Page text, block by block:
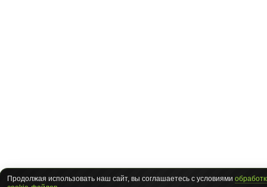
Продолжая использовать наш сайт, вы соглашаетесь с условиями